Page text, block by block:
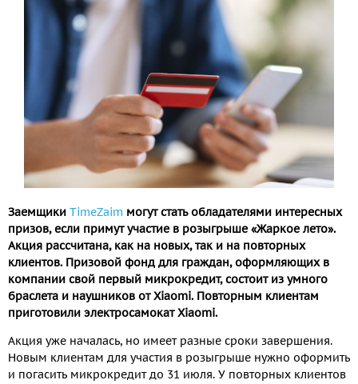
Заемщики TimeZaim могут стать обладателями интересных
призов, если примут участие в розыгрыше «Жаркое лето».
Акция рассчитана, как на новых, так и на повторных
клиентов. Призовой фонд для граждан, оформляющих в
компании свой первый микрокредит, состоит из умного
браслета и наушников отXiaomi. Повторным клиентам
приготовили электросамокат Xiaomi.
Акция уже началась, но имеет разные сроки завершения.
Новым клиентам для участия в розыгрыше нужно оформить
и погасить микрокредит до 31 июля. У повторных клиентов